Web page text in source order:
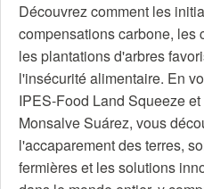
Découvrez comment les
compensations carbone, les
les plantations d'arbres
l'insécurité alimentaire. En
IPES-Food Land Squeeze
Monsalve Suárez, vous
l'accaparement des terres,
fermières et les solutions